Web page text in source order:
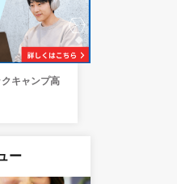
キャンプ高
ー